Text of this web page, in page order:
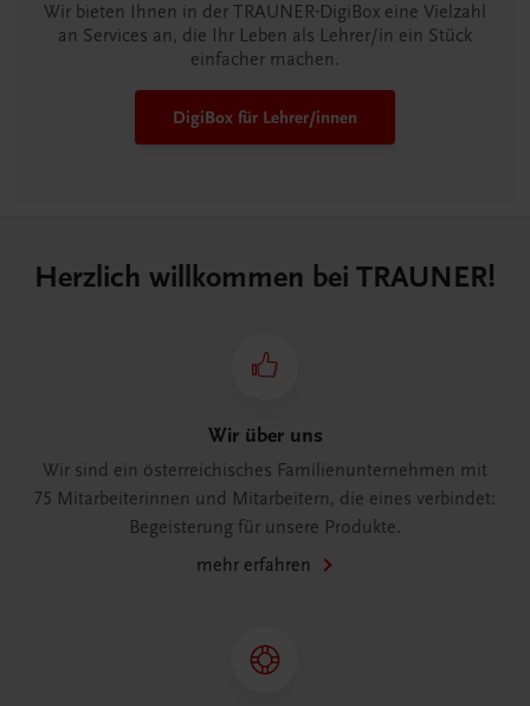
Wir bieten Ihnen in der TRAUNER-DigiBox eine Vielzahl
an Services an, die Ihr Leben als Lehrer/in ein Stück
einfacher machen.
DigiBox für Lehrer/innen
Herzlich willkommen bei TRAUNER!
Wir über uns
Wir sind ein österreichisches Familienunternehmen mit
75 Mitarbeiterinnen und Mitarbeitern, die eines verbindet:
Begeisterung für unsere Produkte.
mehr erfahren